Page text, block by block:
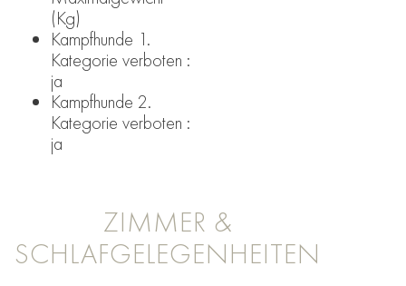
(Kg)
Kampfhunde 1.
Kategorie verboten :
ja
Kampfhunde 2.
Kategorie verboten :
ja
ZIMMER &
SCHLAFGELEGENHEITEN